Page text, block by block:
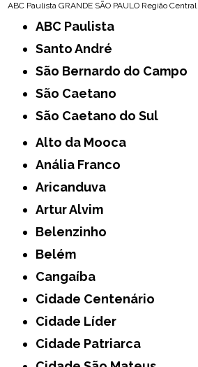
ABC Paulista GRANDE SÃO PAULO Região Central
ABC Paulista
Santo André
São Bernardo do Campo
São Caetano
São Caetano do Sul
Alto da Mooca
Anália Franco
Aricanduva
Artur Alvim
Belenzinho
Belém
Cangaíba
Cidade Centenário
Cidade Líder
Cidade Patriarca